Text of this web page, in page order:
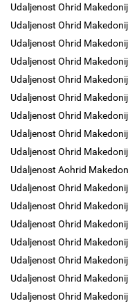
Udaljenost Ohrid
Udaljenost Ohrid
Udaljenost Ohrid
Udaljenost Ohrid
Udaljenost Ohrid
Udaljenost Ohrid
Udaljenost Ohrid
Udaljenost Ohrid
Udaljenost Ohrid
Udaljenost Aohrid
Udaljenost Ohrid
Udaljenost Ohrid
Udaljenost Ohrid
Udaljenost Ohrid
Udaljenost Ohrid
Udaljenost Ohrid
Udaljenost Ohrid